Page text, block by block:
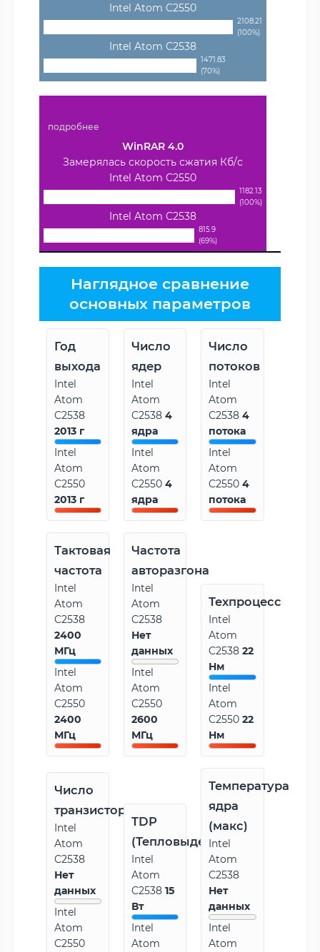
Intel Atom C2550
2108.21
(100%)
Intel Atom C2538
1471.83
(70%)
подробнее
WinRAR 4.0
Замерялась скорость сжатия Кб/с
Intel Atom C2550
1182.13
(100%)
Intel Atom C2538
815.9
(69%)
Наглядное сравнение
основных параметров
Год
выхода
Intel
Atom
C2538
2013 г
Intel
Atom
C2550
2013 г
Число
ядер
Intel
Atom
C25384
ядра
Intel
Atom
C25504
ядра
Число
потоков
Intel
Atom
C25384
потока
Intel
Atom
C25504
потока
Тактовая
частота
Intel
Atom
C2538
2400
МГц
Intel
Atom
C2550
2400
МГц
Частота
авторазгона
Intel
Atom
C2538
Нет
данных
Intel
Atom
C2550
2600
МГц
Техпроцесс
Intel
Atom
C253822
Нм
Intel
Atom
C255022
Нм
Число
транзисторов
Intel
Atom
C2538
Нет
данных
Intel
Atom
C2550
TDP
(Тепловыделение)
Intel
Atom
C253815
Вт
Intel
Atom
Температура
ядра
(макс)
Intel
Atom
C2538
Нет
данных
Intel
Atom